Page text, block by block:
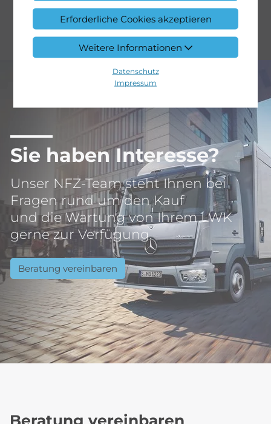
Erforderliche Cookies akzeptieren
Weitere Informationen
Datenschutz
Impressum
Sie haben Interesse?
Unser NFZ-Team steht Ihnen bei
Fragen rund um den Kauf
und die Wartung von Ihrem LWK
gerne zur Verfügung.
Beratung vereinbaren